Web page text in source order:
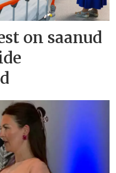
on saanud